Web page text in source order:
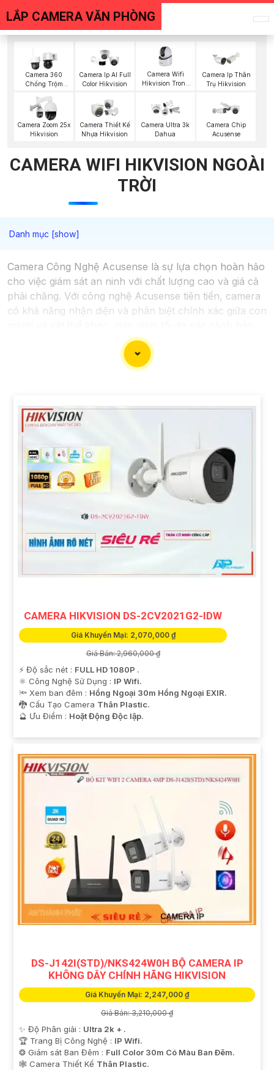
LẮP CAMERA VĂN PHÒNG
Camera 360
Chống Trộm
Camera Ip AI Full
Color Hikvision
Camera Wifi
Hikvision Trong
Camera Ip Thân
Trụ Hikvision
Camera Zoom 25x
Hikvision
Camera Thiết Kế
Nhựa Hikvision
Camera Ultra 3k
Dahua
Camera Chip
Acusense
CAMERA WIFI HIKVISION NGOÀI
TRỜI
Camera Công Nghệ Acusense là sự lựa chọn hoàn hảo
cho việc giám sát an ninh với chất lượng cao và giá cả
phải chăng. Với công nghệ Acusense tiên tiến, camera
có khả năng nhận diện và phân biệt chính xác giữa con
giả mạo. Đồng thời, chất lượng hình ảnh sắc nét và độ
phân giải cao giúp bạn quan sát mọi góc độ một cách
rõ ràng. Khám phá ngay và đầu tư vào Camera
CAMERA HIKVISION DS-2CV2021G2-IDW
Giá Khuyến Mại: 2,070,000 ₫
Giá Bán: 2,960,000 ₫
️⚡ Độ sắc nét : FULL HD 1080P .
⚛️ Công Nghệ Sử Dụng : IP Wifi.
🔦 Xem ban đêm : Hồng Ngoại 30m Hồng Ngoại EXIR.
🐉️ Cấu Tạo Camera Thân Plastic.
️🔮 Ưu Điểm : Hoặt Động Độc lập.
DS-J142I(STD)/NKS424W0H BỘ CAMERA IP
KHÔNG DÂY CHÍNH HÃNG HIKVISION
Giá Khuyến Mại: 2,247,000 ₫
Giá Bán: 3,210,000 ₫
✨ Độ Phân giải : Ultra 2k + .
🏆 Trang Bị Công Nghệ : IP Wifi.
❂ Giám sát Ban Đêm : Full Color 30m Có Màu Ban Ðêm.
🕸️ Camera Thiết Kế Thân Plastic.